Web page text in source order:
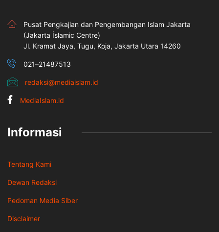
Pusat Pengkajian dan Pengembangan Islam Jakarta
(Jakarta İslamic Centre)
Jl. Kramat Jaya, Tugu, Koja, Jakarta Utara 14260
021–21487513
redaksi@mediaislam.id
MediaIslam.id
Informasi
Tentang Kami
Dewan Redaksi
Pedoman Media Siber
Disclaimer